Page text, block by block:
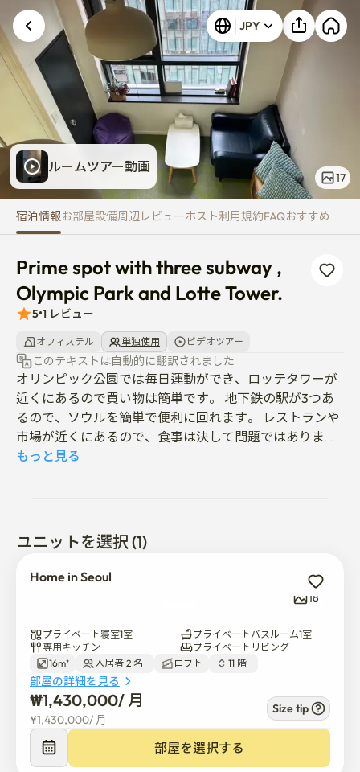
Prime spot with three subway
JPY
ルームツアー動画
17
宿泊情報お部屋設備周辺 レビューホスト利用規約FAQおすすめ
Prime spot with three subway ,
Olympic Park and Lotte Tower.
5•1 レビュー
オフィステル 単独使用 ビデオツアー
このテキストは自動的に翻訳されました
オリンピック公園では毎日運動ができ、ロッテタワーが
近くにあるので買い物は簡単です。 地下鉄の駅が3つあ
るので、ソウルを簡単で便利に回れます。 レストランや
市場が近くにあるので、食事は決して問題ではありませ
ん。 この理想的な場所からソウルの最高の場所をお楽し
もっと見る
ユニットを選択 (1)
Home in Seoul
18
プライベート寝室1室
プライベートバスルーム1室
専用キッチン
プライベートリビング
16m²
入居者 2 名 ロフト 11 階
部屋の詳細を見る
₩1,430,000/ 月
¥1,430,000/ 月
Size tip
部屋を選択する